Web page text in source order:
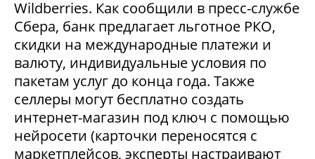
Wildberries. Как сообщили в пресс-службе
Сбера, банк предлагает льготное РКО,
скидки на международные платежи и
валюту, индивидуальные условия по
пакетам услуг до конца года. Также
селлеры могут бесплатно создать
интернет-магазин под ключ с помощью
нейросети (карточки переносятся с
маркетплейсов, эксперты настраивают